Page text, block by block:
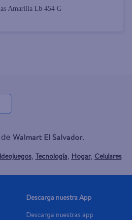
Amarilla Lb 454 G
Walmart El Salvador.
, Tecnología, Hogar, Celulares
Descarga nuestra App
Descarga nuestras app